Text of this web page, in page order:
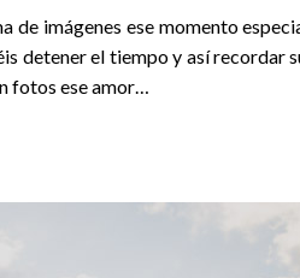
de imágenes ese momento
detener el tiempo y así recordar
fotos ese amor…